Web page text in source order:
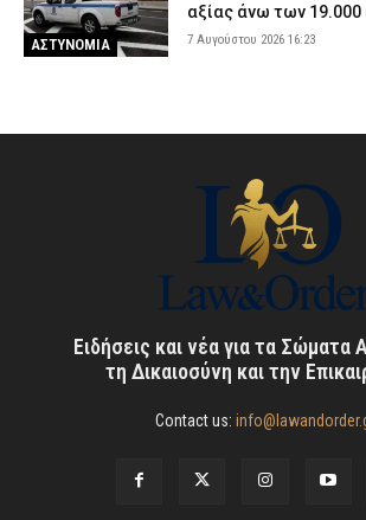
ΑΣΤΥΝΟΜΙΑ
αξίας άνω των
7 Αυγούστου 2026 16:23
Ειδήσεις και νέα για τα Σώματα
τη Δικαιοσύνη και την
Contact us: